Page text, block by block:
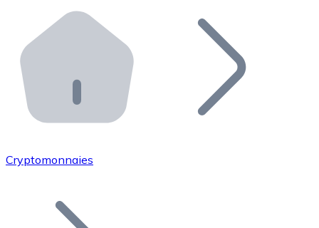
Distributeurs automatiques Bitnovo
Intégrez un ATM Bitnovo dans votre entreprise et
API Bitnovo
Intégrez notre API dans votre écosystème.
Rejoignez notre réseau de distributeurs et
Ajoutez le token de votre projet à notre service
Cryptomonnaies